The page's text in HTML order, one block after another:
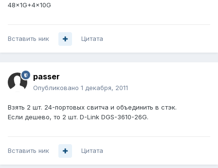
48x1G+4x10G
Вставить ник Цитата
passer
Опубликовано 1 декабря, 2011
Взять 2 шт. 24-портовых свитча и объединить в стэк.
Если дешево, то 2 шт. D-Link DGS-3610-26G.
Вставить ник Цитата